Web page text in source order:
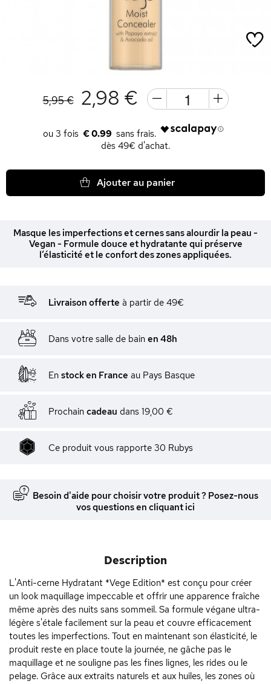
5,95 € 2,98 €
€ 0.99
dès 49€ d'achat.
Ajouter au panier
Masque les imperfections et cernes sans alourdir la peau -
Vegan - Formule douce et hydratante qui préserve
l’élasticité et le confort des zones appliquées.
Livraison offerte à partir de 49€
Dans votre salle de bain en 48h
En stock en France au Pays Basque
Prochain cadeau dans 19,00 €
Ce produit vous rapporte 30 Rubys
Besoin d'aide pour choisir votre produit ? Posez-nous
vos questions en cliquant ici
Description
L'Anti-cerne Hydratant *Vege Edition* est conçu pour créer
un look maquillage impeccable et offrir une apparence fraîche
même après des nuits sans sommeil. Sa formule végane ultra-
légère s'étale facilement sur la peau et couvre efficacement
toutes les imperfections. Tout en maintenant son élasticité, le
produit reste en place toute la journée, ne gâche pas le
maquillage et ne souligne pas les fines lignes, les rides ou le
pelage. Grâce aux extraits naturels et aux huiles, les zones où